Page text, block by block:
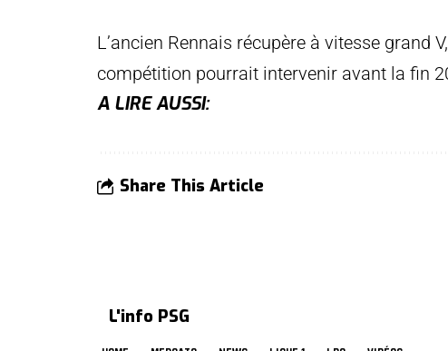
L’ancien Rennais récupère à vitesse grand
compétition pourrait intervenir avant la fin
A LIRE AUSSI:
Share This Article
L'info PSG